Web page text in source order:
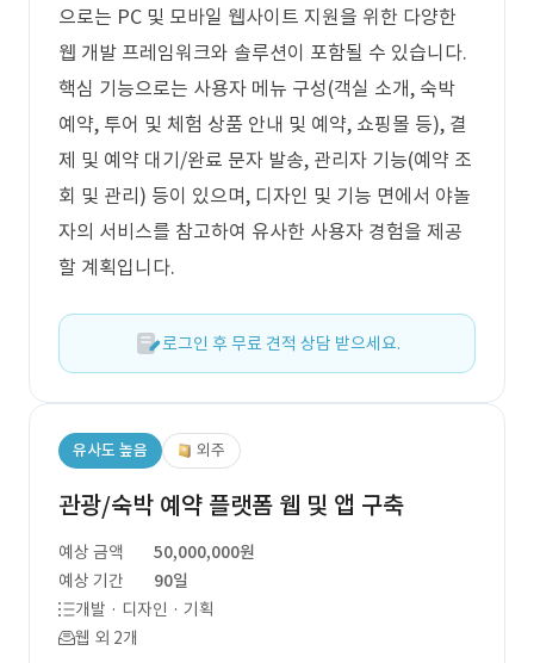
으로는 PC 및 모바일 웹사이트 지원을 위한 다양한
웹 개발 프레임워크와 솔루션이 포함될 수 있습니다.
핵심 기능으로는 사용자 메뉴 구성(객실 소개, 숙박
예약, 투어 및 체험 상품 안내 및 예약, 쇼핑몰 등), 결
제 및 예약 대기/완료 문자 발송, 관리자 기능(예약 조
회 및 관리) 등이 있으며, 디자인 및 기능 면에서 야놀
자의 서비스를 참고하여 유사한 사용자 경험을 제공
할 계획입니다.
로그인 후 무료 견적 상담 받으세요.
유사도 높음 외주
관광/숙박 예약 플랫폼 웹 및 앱 구축
예상 금액
50,000,000원
예상 기간
90일
개발 · 디자인 · 기획
웹 외 2개